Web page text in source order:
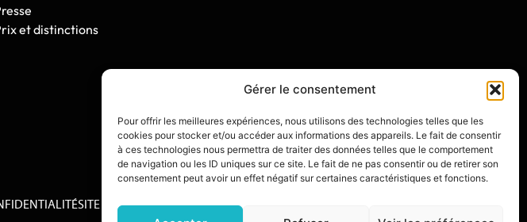
Gérer le consentement
Pour offrir les meilleures expériences, nous utilisons des technologies telles que les
cookies pour stocker et/ou accéder aux informations des appareils. Le fait de consentir
à ces technologies nous permettra de traiter des données telles que le comportement
de navigation ou les ID uniques sur ce site. Le fait de ne pas consentir ou de retirer son
consentement peut avoir un effet négatif sur certaines caractéristiques et fonctions.
et distinctions
SITE CRÉÉ PAR :DIXIT L’AGENCE